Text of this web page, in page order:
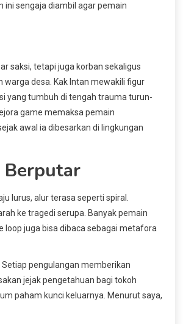
ini sengaja diambil agar pemain
saksi, tetapi juga korban sekaligus
desa. Kak Intan mewakili figur
yang tumbuh di tengah trauma turun-
game memaksa pemain
awal ia dibesarkan di lingkungan
Berputar
lurus, alur terasa seperti spiral.
ke tragedi serupa. Banyak pemain
loop juga bisa dibaca sebagai metafora
pengulangan memberikan
jejak pengetahuan bagi tokoh
paham kunci keluarnya. Menurut saya,